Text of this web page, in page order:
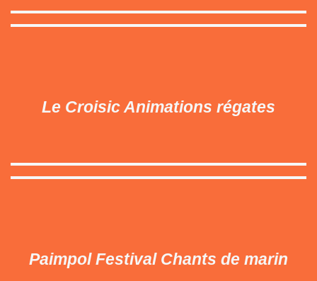
Le Croisic Animations régates
Paimpol Festival Chants de marin